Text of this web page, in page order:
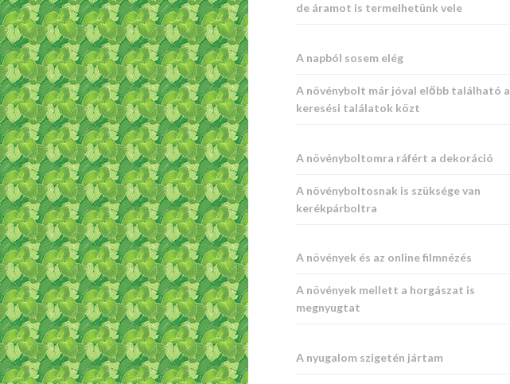
de áramot is termelhetünk vele
A napból sosem elég
A növénybolt már jóval előbb található a
keresési találatok közt
A növényboltomra ráfért a dekoráció
A növényboltosnak is szüksége van
kerékpárboltra
A növények és az online filmnézés
A növények mellett a horgászat is
megnyugtat
A nyugalom szigetén jártam